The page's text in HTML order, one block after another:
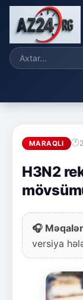
MARAQLI
H3N2
🎧
versiya